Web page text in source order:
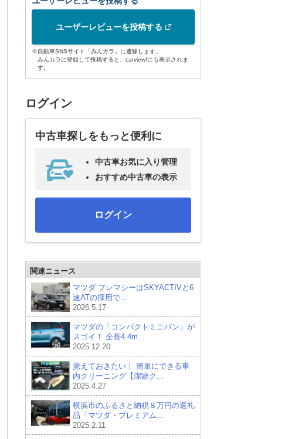
ユーザーレビューを投稿する
※自動車SNSサイト「みんカラ」に遷移します。
みんカラに登録して投稿すると、carview!にも表示されま
す。
ログイン
中古車探しをもっと便利に
中古車お気に入り管理
おすすめ中古車の表示
ログイン
関連ニュース
マツダ プレマシーはSKYACTIVと6
速ATの採用で...
2026.5.17
マツダの「コンパクトミニバン」が
スゴイ！ 全長4.4m...
2025.12.20
覚えておきたい！ 簡単にできる車
内クリーニング【潔癖ク...
2025.4.27
横浜市のふるさと納税８万円の返礼
品「マツダ・プレミアム...
2025.2.11